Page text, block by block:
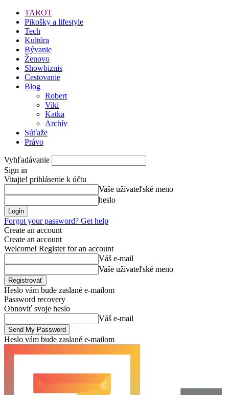
TAROT
Pikošky a lifestyle
Tech
Kultúra
Bývanie
Ženovo
Showbiznis
Cestovanie
Blog
Robert
Viki
Katka
Archív
Súťaže
Právo
Vyhľadávanie
Sign in
Vitajte! prihlásenie k účtu
Vaše užívateľské meno
heslo
Forgot your password? Get help
Create an account
Create an account
Welcome! Register for an account
Váš e-mail
Vaše užívateľské meno
Heslo vám bude zaslané e-mailom
Password recovery
Obnoviť svoje heslo
Váš e-mail
Heslo vám bude zaslané e-mailom